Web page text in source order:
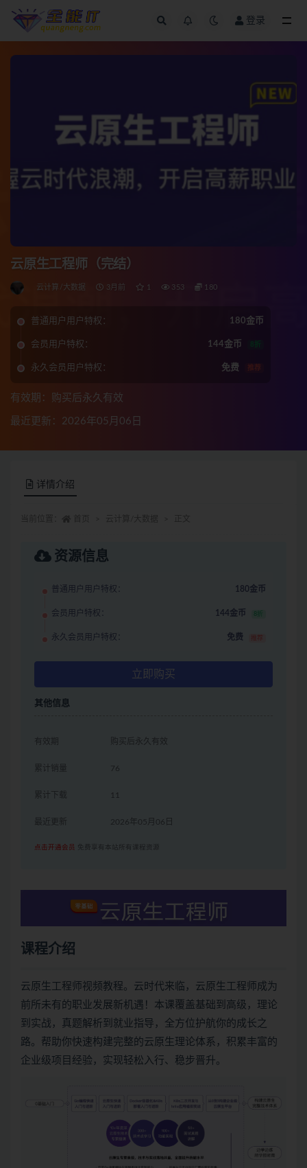
登录
云原生工程师（完结）
云计算/大数据 3月前 1 353 180
普通用户用户特权： 180金币
会员用户特权： 144金币 8折
永久会员用户特权： 免费 推荐
有效期：购买后永久有效
最近更新：2026年05月06日
详情介绍
资源信息
普通用户用户特权： 180金币
会员用户特权： 144金币 8折
永久会员用户特权： 免费 推荐
立即购买
其他信息
有效期 购买后永久有效
累计销量 76
累计下载 11
最近更新 2026年05月06日
点击开通会员 免费享有本站所有课程资源
课程介绍
云原生工程师视频教程。云时代来临，云原生工程师成为
前所未有的职业发展新机遇！本课覆盖基础到高级，理论
到实战，真题解析到就业指导，全方位护航你的成长之
路。帮助你快速构建完整的云原生理论体系，积累丰富的
企业级项目经验，实现轻松入行、稳步晋升。